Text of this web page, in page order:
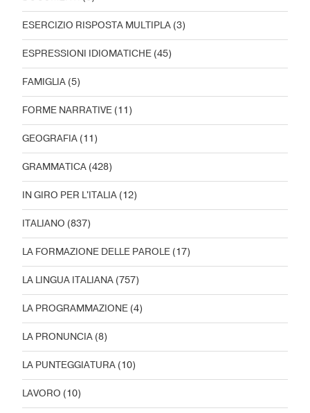
ESERCIZIO RISPOSTA MULTIPLA (3)
ESPRESSIONI IDIOMATICHE (45)
FAMIGLIA (5)
FORME NARRATIVE (11)
GEOGRAFIA (11)
GRAMMATICA (428)
IN GIRO PER L'ITALIA (12)
ITALIANO (837)
LA FORMAZIONE DELLE PAROLE (17)
LA LINGUA ITALIANA (757)
LA PROGRAMMAZIONE (4)
LA PRONUNCIA (8)
LA PUNTEGGIATURA (10)
LAVORO (10)